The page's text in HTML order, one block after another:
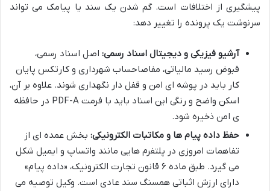
پیشگیری از اختلافات است. گم شدن یک سند یا پیامک می تواند
سرنوشت یک پرونده را تغییر دهد:
آرشیو فیزیکی و دیجیتال اسناد رسمی: اصل اسناد رسمی،
قبوض رسید مالیاتی، مفاصاحساب شهرداری و کارتکس پایان
کار باید در پوشه ای امن و قفل دار نگهداری شوند. علاوه بر آن،
اسکن واضح و رنگی این اسناد باید با فرمت PDF-A در حافظه
ی امن ذخیره شود.
حفظ داده پیام ها و مکاتبات الکترونیکی: بخش عمده ای از
تفاهمات امروزی در پلتفرم هایی مانند واتساپ و ایمیل شکل
می گیرد. طبق ماده ۶ قانون تجارت الکترونیک، «داده پیام»
دارای ارزش اثباتی همسنگ سند عادی است. وکیل توصیه می